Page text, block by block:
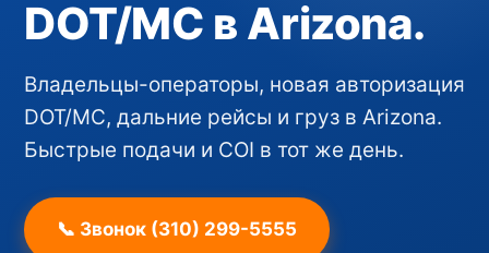
DOT/MC в Arizona.
Владельцы-операторы, новая авторизация
DOT/MC, дальние рейсы и груз в Arizona.
Быстрые подачи и COI в тот же день.
📞 Звонок (310) 299-5555